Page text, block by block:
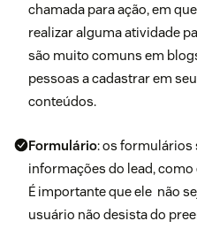
chamada para ação, em
realizar alguma atividade
são muito comuns em
pessoas a cadastrar em
conteúdos.
Formulário: os formulários
informações do lead, como
É importante que ele não
usuário não desista do